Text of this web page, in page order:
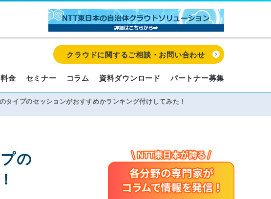
料金 セミナー コラム 資料ダウンロード パートナー募集
クラウドに関するご相談・お問い合わせ
イプのセッションがおすすめかランキング付けしてみた！
の